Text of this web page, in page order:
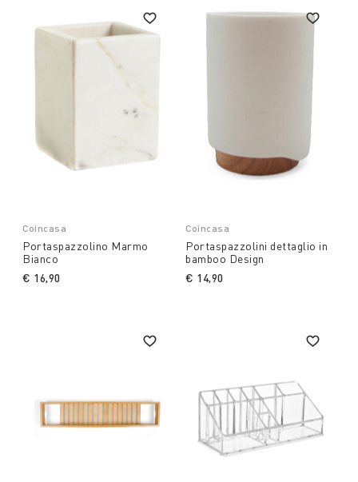
Coincasa
Portaspazzolino Marmo
Bianco
€ 16,90
Coincasa
Portaspazzolini dettaglio in
bamboo Design
€ 14,90